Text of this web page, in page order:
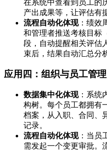
在系统中查看到员工的
产出成果等，让评估有
流程自动化体现：绩效
和管理者推送考核目标
段，自动提醒相关评估
束后，结果自动汇总分
应用四：组织与员工管理
数据集中化体现：系统
构树。每个员工都拥有
档案，从入职、合同、
记录。
流程自动化体现：当员
需发起一个变更审批。